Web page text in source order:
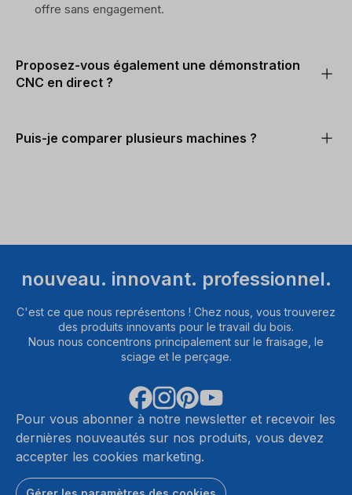
offre sans engagement.
Proposez-vous également une démonstration
CNC en direct ?
Puis-je comparer plusieurs machines ?
nouveau. innovant. professionnel.
C'est ce que nous représentons ! Chez nous, vous trouverez
des produits innovants pour le travail du bois.
Nous nous concentrons principalement sur le fraisage, le
sciage et le perçage.
Pour vous abonner à notre newsletter et recevoir les
dernières nouveautés sur nos produits, vous devez
accepter les cookies marketing.